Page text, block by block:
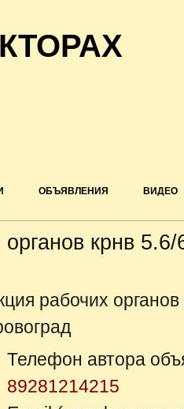
ОБЪЯВЛЕНИЯ ВИДЕО
крнв
рабочих
Телефон автора
89281214215